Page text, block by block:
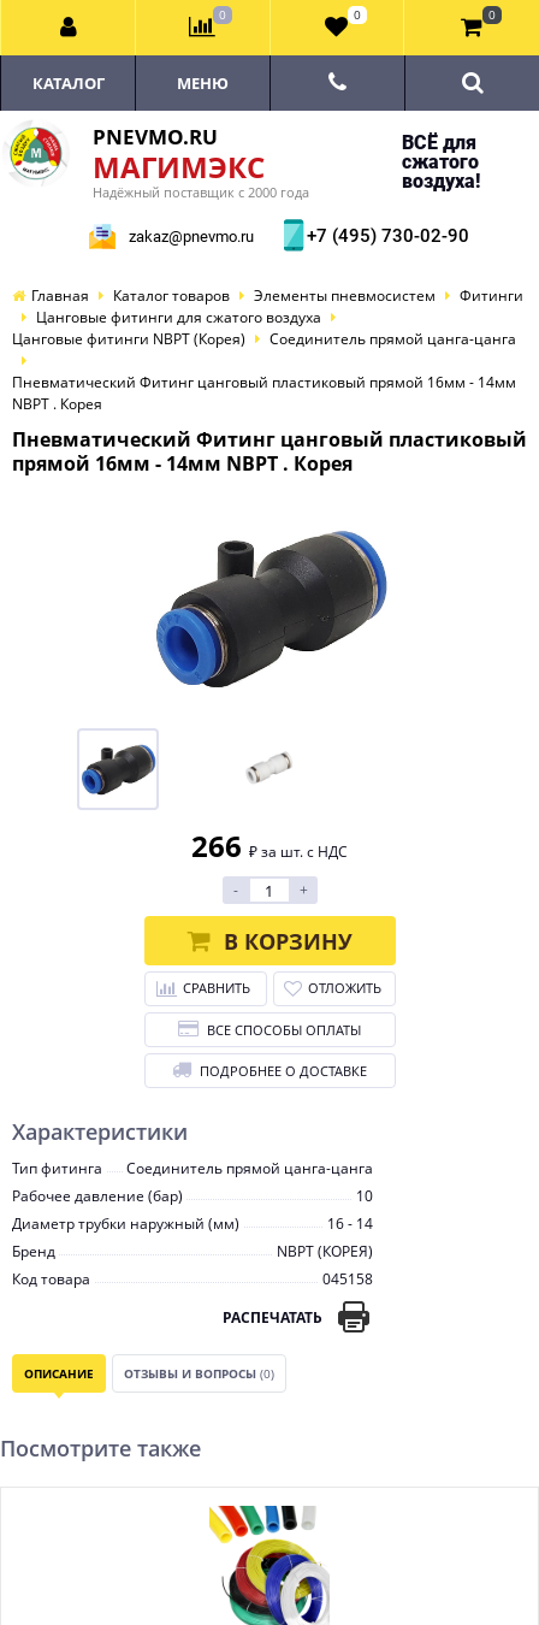
PNEVMO.RU
МАГИМЭКС
Надёжный поставщик с 2000 года
ВСЁ для
сжатого
воздуха!
zakaz@pnevmo.ru +7 (495) 730-02-90
КАТАЛОГ МЕНЮ
Главная Каталог товаров Элементы пневмосистем
Фитинги
Цанговые фитинги для сжатого воздуха
Цанговые фитинги NBPT (Корея)
Соединитель прямой цанга-цанга
Пневматический Фитинг цанговый пластиковый прямой 16мм - 14мм
NBPT . Корея
Пневматический Фитинг цанговый пластиковый
прямой 16мм - 14мм NBPT . Корея
Характеристики
Тип фитинга
Соединитель прямой цанга-цанга
Рабочее давление (бар)
10
Диаметр трубки наружный (мм)
16 - 14
Бренд
NBPT (КОРЕЯ)
Код товара
045158
РАСПЕЧАТАТЬ
266 ₽ за шт. с НДС
-
+
В КОРЗИНУ
СРАВНИТЬ ОТЛОЖИТЬ
ВСЕ СПОСОБЫ ОПЛАТЫ
ПОДРОБНЕЕ О ДОСТАВКЕ
ОПИСАНИЕ ОТЗЫВЫ И ВОПРОСЫ (0)
Посмотрите также
0 0 0